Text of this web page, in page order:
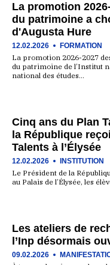
La promotion
du patrimoine a
d'Augusta Hure
12.02.2026 FORMATION
La promotion 2026-2027
du patrimoine de l’Institut
national des études…
Cinq ans du Plan
la République
Talents à l’Élysée
12.02.2026 INSTITUTION
Le Président de la
au Palais de l’Élysée, les
Les ateliers de
l’Inp désormais
09.02.2026